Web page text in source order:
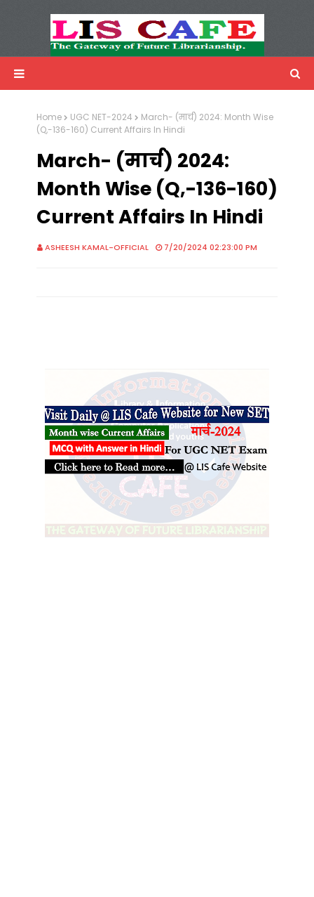
Advertisemnet
Home UGC NET-2024
March- (मार्च) 2024: Month Wise
(Q,-136-160) Current Affairs In Hindi
March- (मार्च) 2024:
Month Wise (Q,-136-160)
Current Affairs In Hindi
ASHEESH KAMAL-OFFICIAL 7/20/2024 02:23:00 PM